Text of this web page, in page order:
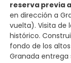
reserva previa
en dirección a
vuelta). Visita de
histórico.
fondo de los
Granada entrega